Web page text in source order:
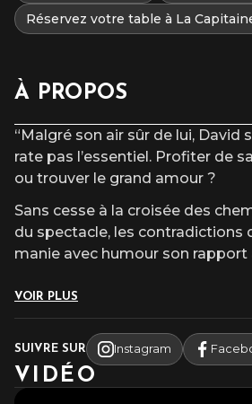
Réservez votre table à La
À PROPOS
“Malgré son air sûr de lui, David
rate pas l’essentiel. Profiter de
ou trouver le grand amour ?
Sans cesse à la croisée des
du spectacle, les contradictions
manie avec humour son rapport
VOIR PLUS
SUIVRE SUR Instagram
VIDÉO